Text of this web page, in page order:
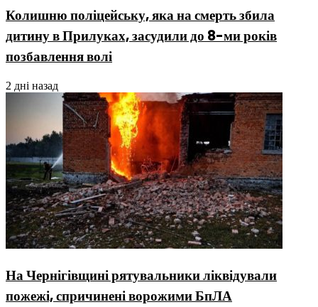
Колишню поліцейську, яка на смерть збила
дитину в Прилуках, засудили до 8-ми років
позбавлення волі
2 дні назад
На Чернігівщині рятувальники ліквідували
пожежі, спричинені ворожими БпЛА